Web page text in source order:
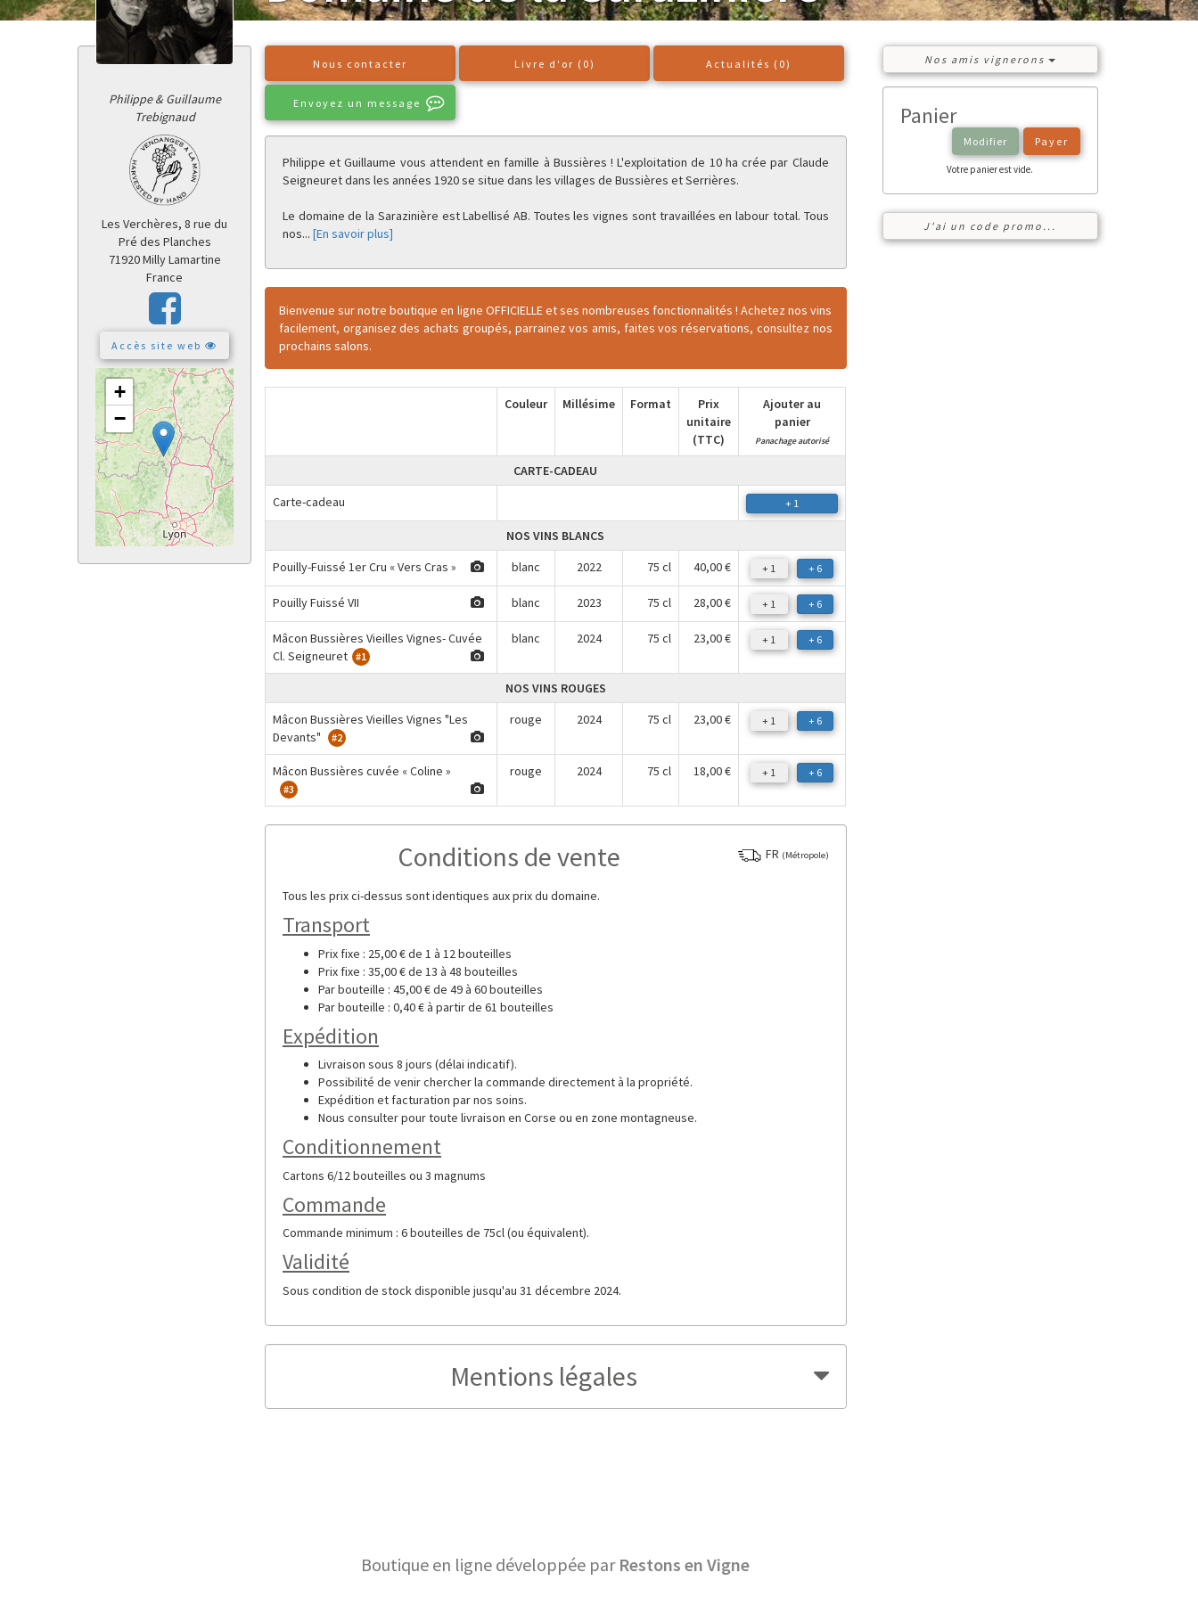
Philippe & Guillaume
Trebignaud
Les Verchères, 8 rue du
Pré des Planches
71920 Milly Lamartine
France
Accès site web
+
−
Nous contacter Livre d'or (0) Actualités (0)
Envoyez un message
Philippe et Guillaume vous attendent en famille à Bussières ! L'exploitation de 10 ha crée par Claude
Seigneuret dans les années 1920 se situe dans les villages de Bussières et Serrières.
Le domaine de la Sarazinière est Labellisé AB. Toutes les vignes sont travaillées en labour total. Tous
nos... [En savoir plus]
Bienvenue sur notre boutique en ligne OFFICIELLE et ses nombreuses fonctionnalités ! Achetez nos vins
facilement, organisez des achats groupés, parrainez vos amis, faites vos réservations, consultez nos
prochains salons.
Couleur Millésime Format
Prix
unitaire
(TTC)
Ajouter au
panier
Panachage autorisé
CARTE-CADEAU
Carte-cadeau
+ 1
NOS VINS BLANCS
Pouilly-Fuissé 1er Cru « Vers Cras »
blanc 2022 75 cl 40,00 € + 1 + 6
Pouilly Fuissé VII blanc 2023 75 cl 28,00 € + 1 + 6
Mâcon Bussières Vieilles Vignes- Cuvée
Cl. Seigneuret #1
blanc 2024 75 cl 23,00 € + 1 + 6
NOS VINS ROUGES
Mâcon Bussières Vieilles Vignes "Les
Devants"
#2
rouge 2024 75 cl 23,00 € + 1 + 6
Mâcon Bussières cuvée « Coline »
#3
rouge 2024 75 cl 18,00 € + 1 + 6
FR (Métropole)
Conditions de vente
Tous les prix ci-dessus sont identiques aux prix du domaine.
Transport
Prix fixe : 25,00 € de 1 à 12 bouteilles
Prix fixe : 35,00 € de 13 à 48 bouteilles
Par bouteille : 45,00 € de 49 à 60 bouteilles
Par bouteille : 0,40 € à partir de 61 bouteilles
Expédition
Livraison sous 8 jours (délai indicatif).
Possibilité de venir chercher la commande directement à la propriété.
Expédition et facturation par nos soins.
Nous consulter pour toute livraison en Corse ou en zone montagneuse.
Conditionnement
Cartons 6/12 bouteilles ou 3 magnums
Commande
Commande minimum : 6 bouteilles de 75cl (ou équivalent).
Validité
Sous condition de stock disponible jusqu'au 31 décembre 2024.
Mentions légales
Nos amis vignerons
Panier
Modifier Payer
Votre panier est vide.
J'ai un code promo...
Boutique en ligne développée par Restons en Vigne